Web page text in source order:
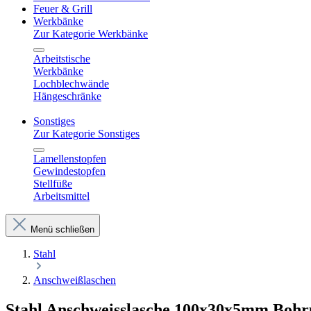
Feuer & Grill
Werkbänke
Zur Kategorie Werkbänke
Arbeitstische
Werkbänke
Lochblechwände
Hängeschränke
Sonstiges
Zur Kategorie Sonstiges
Lamellenstopfen
Gewindestopfen
Stellfüße
Arbeitsmittel
Menü schließen
Stahl
Anschweißlaschen